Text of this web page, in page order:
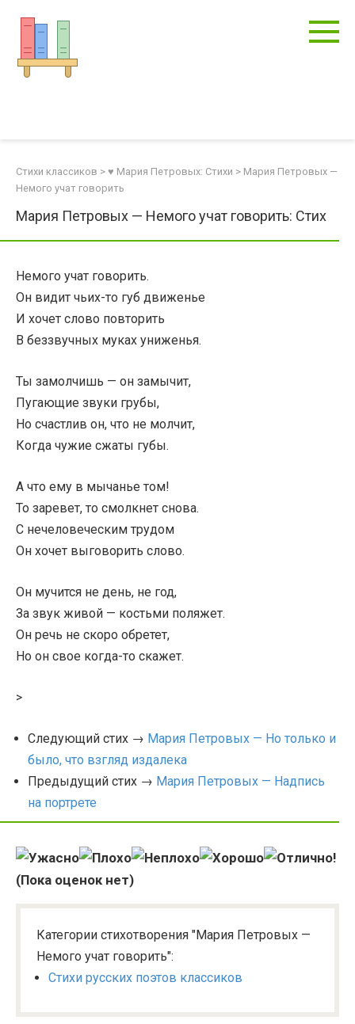
контенту
Стихи классиков > ♥ Мария Петровых: Стихи > Мария Петровых —
Немого учат говорить
Мария Петровых — Немого учат говорить: Стих
Немого учат говорить.
Он видит чьих-то губ движенье
И хочет слово повторить
В беззвучных муках униженья.
Ты замолчишь — он замычит,
Пугающие звуки грубы,
Но счастлив он, что не молчит,
Когда чужие сжаты губы.
А что ему в мычанье том!
То заревет, то смолкнет снова.
С нечеловеческим трудом
Он хочет выговорить слово.
Он мучится не день, не год,
За звук живой — костьми поляжет.
Он речь не скоро обретет,
Но он свое когда-то скажет.
>
Следующий стих → Мария Петровых — Но только и
было, что взгляд издалека
Предыдущий стих → Мария Петровых — Надпись
на портрете
(Пока оценок нет)
Категории стихотворения "Мария Петровых —
Немого учат говорить":
Стихи русских поэтов классиков